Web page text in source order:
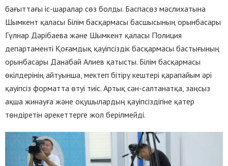
бағыттағы іс-шаралар сөз болды. Баспасөз мәслихатына
Шымкент қаласы Білім басқармасы басшысының орынбасары
Гүлнар Дәрібаева және Шымкент қаласы Полиция
департаменті Қоғамдық қауіпсіздік басқармасы бастығының
орынбасары Данабай Алиев қатысты. Білім басқармасы
өкілдерінің айтуынша, мектеп бітіру кештері қарапайым әрі
қауіпсіз форматта өтуі тиіс. Артық сән-салтанатқа, заңсыз
ақша жинауға және оқушылардың қауіпсіздігіне қатер
төндіретін әрекеттерге жол берілмейді.